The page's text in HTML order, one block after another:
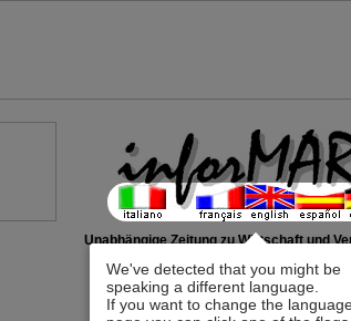
We've detected that you might be
speaking a different language.
If you want to change the
Unabhängige Zeitung zu Wirtschaft und